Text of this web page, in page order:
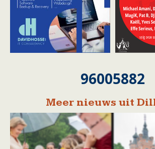
96005882
Meer nieuws uit